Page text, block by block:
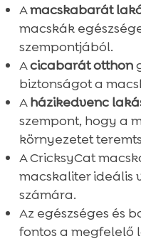
A megfelelő
kiválasztása
Bútorzat
 A megfelelő

Több macska
módosítások
 Praktikus
Gyakori hibák
kialakításakor
Összefoglaló
 FAQ
Amacskabarát
macskák
szempontjából.
Acicabarát otthon
biztonságot a
Aházikedvenc
szempont, hogy a
környezetet
A CricksyCat
macskaliter ideális
számára.
Az egészséges és
fontos a megfelelő